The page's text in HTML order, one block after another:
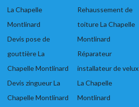
La Chapelle
Montlinard
Devis pose de
gouttière La
Chapelle Montlinard
Devis zingueur La
Chapelle Montlinard
Rehaussement de
toiture La Chapelle
Montlinard
Réparateur
installateur de velux
La Chapelle
Montlinard